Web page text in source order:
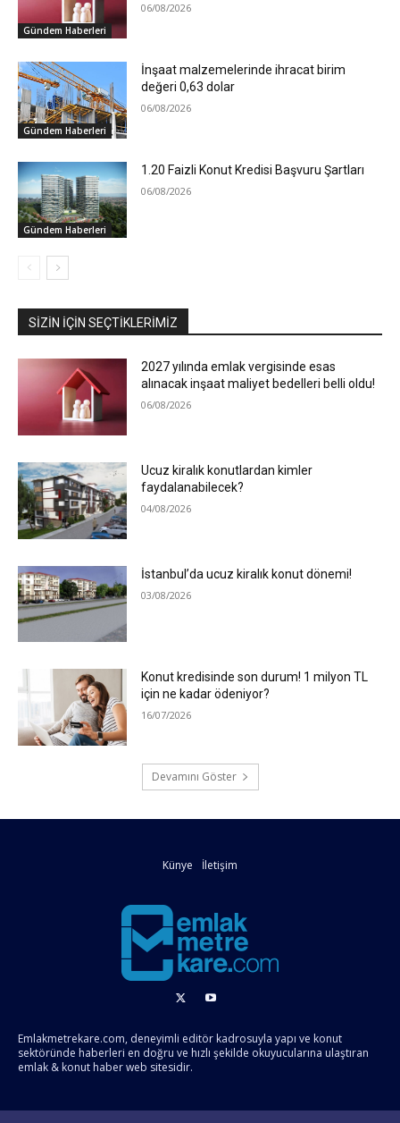
Gündem Haberleri
06/08/2026
Gündem Haberleri
İnşaat malzemelerinde ihracat birim
değeri 0,63 dolar
06/08/2026
Gündem Haberleri
1.20 Faizli Konut Kredisi Başvuru Şartları
06/08/2026
SIZIN İÇIN SEÇTIKLERIMIZ
2027 yılında emlak vergisinde esas
alınacak inşaat maliyet bedelleri belli oldu!
06/08/2026
Ucuz kiralık konutlardan kimler
faydalanabilecek?
04/08/2026
İstanbul’da ucuz kiralık konut dönemi!
03/08/2026
Konut kredisinde son durum! 1 milyon TL
için ne kadar ödeniyor?
16/07/2026
Devamını Göster
Künye İletişim
Emlakmetrekare.com, deneyimli editör kadrosuyla yapı ve konut
sektöründe haberleri en doğru ve hızlı şekilde okuyucularına ulaştıran
emlak & konut haber web sitesidir.